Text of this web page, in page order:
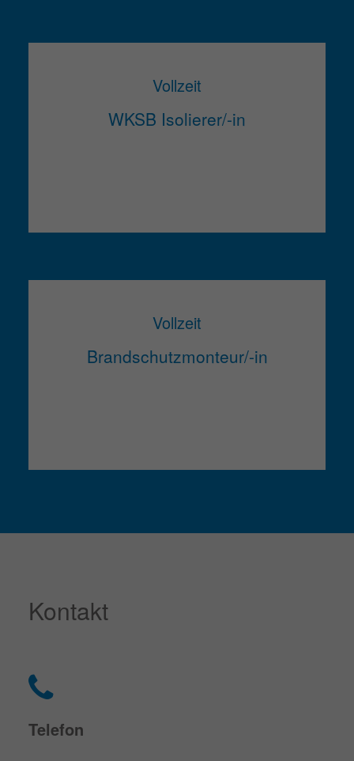
Vollzeit
WKSB Isolierer/-in
Vollzeit
Brandschutzmonteur/-in
Kontakt
Telefon